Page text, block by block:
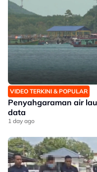
VIDEO TERKINI & POPULAR
Penyahgaraman air
data
1 day ago